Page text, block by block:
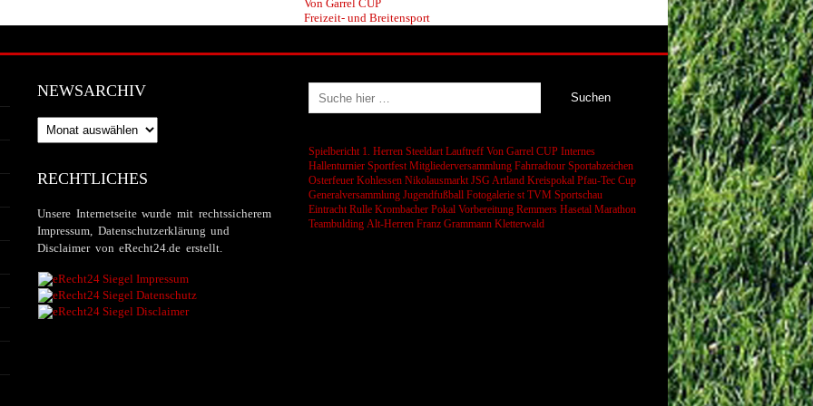
Von Garrel CUP
Freizeit- und Breitensport
NEWSARCHIV
Newsarchiv
RECHTLICHES
Unsere Internetseite wurde mit rechtssicherem
Impressum, Datenschutzerklärung und
Disclaimer von eRecht24.de erstellt.
Spielbericht 1. Herren Steeldart Lauftreff Von Garrel CUP Internes
Hallenturnier Sportfest Mitgliederversammlung Fahrradtour Sportabzeichen
Osterfeuer Kohlessen Nikolausmarkt JSG Artland Kreispokal Pfau-Tec Cup
Generalversammlung Jugendfußball Fotogalerie st TVM Sportschau
Eintracht Rulle Krombacher Pokal Vorbereitung Remmers Hasetal Marathon
Teambulding Alt-Herren Franz Grammann Kletterwald